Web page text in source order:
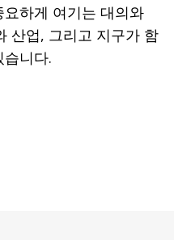
하게 여기는 대의와
산업, 그리고 지구가 함
니다.